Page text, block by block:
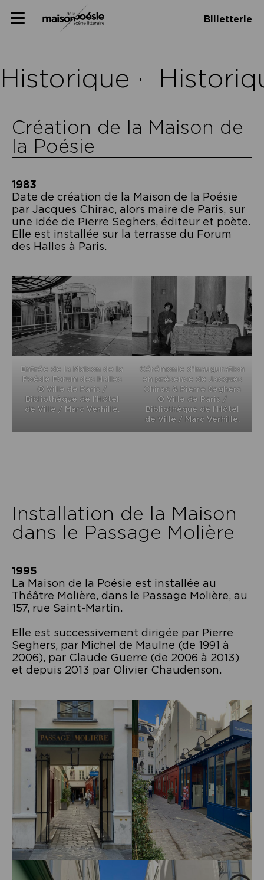
Panneau de gestion des cookies
to
Primary
Billetterie
Historique ·
Création de la Maison de
la Poésie
1983
Date de création de la Maison de la Poésie
par Jacques Chirac, alors maire de Paris, sur
une idée de Pierre Seghers, éditeur et poète.
Elle est installée sur la terrasse du Forum
des Halles à Paris.
Entrée de la Maison de la
Poésie Forum des Halles
© Ville de Paris /
Bibliothèque de l’Hôtel
de Ville / Marc Verhille.
Cérémonie d’inauguration
en présence de Jacques
Chirac & Pierre Seghers
© Ville de Paris /
Bibliothèque de l’Hôtel
de Ville / Marc Verhille.
Installation de la Maison
dans le Passage Molière
1995
La Maison de la Poésie est installée au
Théâtre Molière, dans le Passage Molière, au
157, rue Saint-Martin.
Elle est successivement dirigée par Pierre
Seghers, par Michel de Maulne (de 1991 à
2006), par Claude Guerre (de 2006 à 2013)
et depuis 2013 par Olivier Chaudenson.